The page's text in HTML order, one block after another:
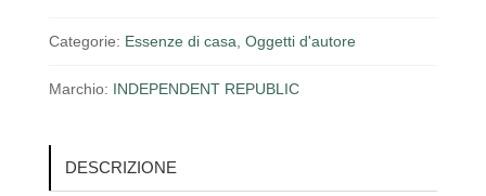
Categorie: Essenze di casa, Oggetti d'autore
Marchio: INDEPENDENT REPUBLIC
DESCRIZIONE